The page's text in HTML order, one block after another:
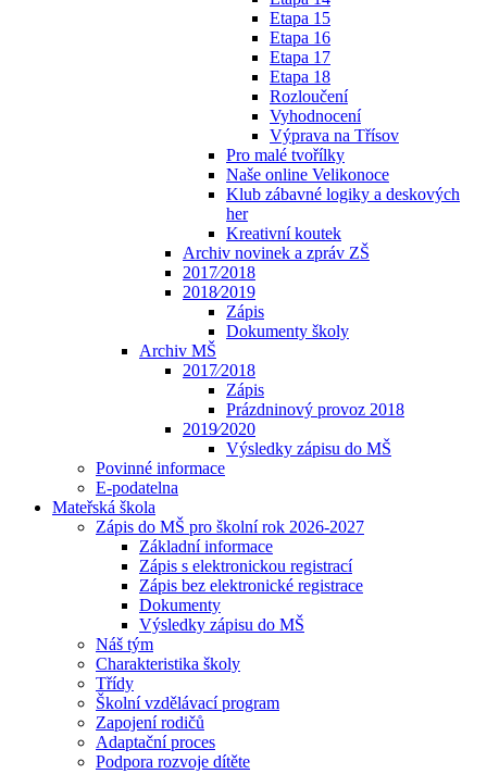
Etapa 15
Etapa 16
Etapa 17
Etapa 18
Rozloučení
Vyhodnocení
Výprava na Třísov
Pro malé tvořílky
Naše online Velikonoce
Klub zábavné logiky a deskových
her
Kreativní koutek
Archiv novinek a zpráv ZŠ
2017⁄2018
2018⁄2019
Zápis
Dokumenty školy
Archiv MŠ
2017⁄2018
Zápis
Prázdninový provoz 2018
2019⁄2020
Výsledky zápisu do MŠ
Povinné informace
E-podatelna
Mateřská škola
Zápis do MŠ pro školní rok 2026-2027
Základní informace
Zápis s elektronickou registrací
Zápis bez elektronické registrace
Dokumenty
Výsledky zápisu do MŠ
Náš tým
Charakteristika školy
Třídy
Školní vzdělávací program
Zapojení rodičů
Adaptační proces
Podpora rozvoje dítěte